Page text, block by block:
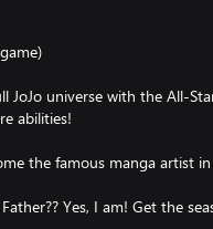
JoJo universe with the All-
abilities!
the famous manga artist
Yes, I am! Get the